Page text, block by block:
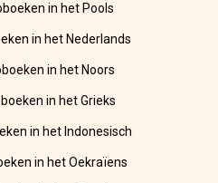
in het Pools
in het Nederlands
in het Noors
in het Grieks
in het Indonesisch
in het Oekraïens